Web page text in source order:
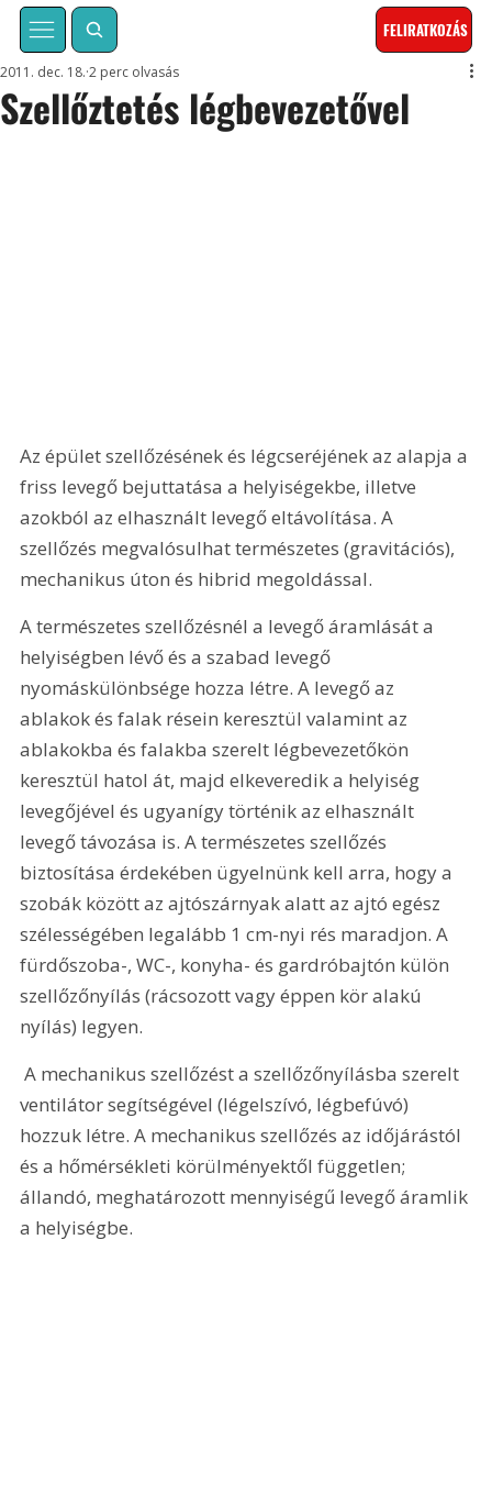
FELIRATKOZÁS
Szellőztetés légbevezetővel
2011. dec. 18. 2 perc olvasás
Az épület szellőzésének és légcseréjének az alapja a
friss levegő bejuttatása a helyiségekbe, illetve
azokból az elhasznált levegő eltávolítása. A
szellőzés megvalósulhat természetes (gravitációs),
mechanikus úton és hibrid megoldással.
A természetes szellőzésnél a levegő áramlását a
helyiségben lévő és a szabad levegő
nyomáskülönbsége hozza létre. A levegő az
ablakok és falak résein keresztül valamint az
ablakokba és falakba szerelt légbevezetőkön
keresztül hatol át, majd elkeveredik a helyiség
levegőjével és ugyanígy történik az elhasznált
levegő távozása is. A természetes szellőzés
biztosítása érdekében ügyelnünk kell arra, hogy a
szobák között az ajtószárnyak alatt az ajtó egész
szélességében legalább 1 cm-nyi rés maradjon. A
fürdőszoba-, WC-, konyha- és gardróbajtón külön
szellőzőnyílás (rácsozott vagy éppen kör alakú
nyílás) legyen.
A mechanikus szellőzést a szellőzőnyílásba szerelt
ventilátor segítségével (légelszívó, légbefúvó)
hozzuk létre. A mechanikus szellőzés az időjárástól
és a hőmérsékleti körülményektől független;
állandó, meghatározott mennyiségű levegő áramlik
a helyiségbe.